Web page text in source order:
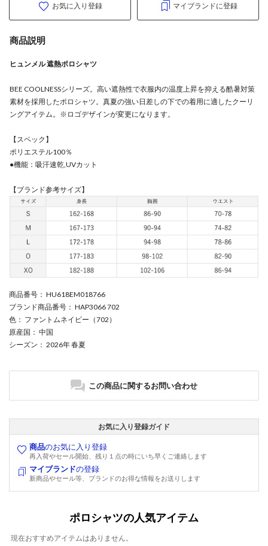
お気に入り登録 マイブランドに登録
商品説明
ヒュンメル 遮熱ポロシャツ
BEE COOLNESSシリーズ。高い遮熱性で衣服内の温度上昇を抑える酷暑対策
素材を採用したポロシャツ。真夏の強い日差しの下での着用に適したクーリ
ングアイテム。※ロゴデザインが変更になります。
【スペック】
ポリエステル100％
●機能：吸汗速乾,UVカット
【ブランド参考サイズ】
商品番号 ： HU618EM018766
ブランド商品番号 ： HAP3066 702
色 ： ファントムネイビー（702）
原産国 ： 中国
シーズン ： 2026年 春夏
この商品に関するお問い合わせ
お気に入り登録ガイド
商品のお気に入り登録
再入荷やセール開始、残り１点の時にいち早くご連絡します
マイブランドの登録
新商品やセール等、ブランドのお得な情報をお送りします
ポロシャツの人気アイテム
現在おすすめアイテムはありません。